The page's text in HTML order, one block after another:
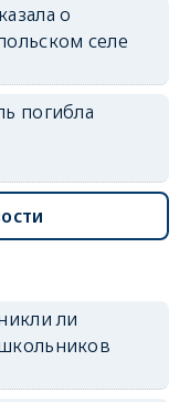
о
селе
погибла
ли